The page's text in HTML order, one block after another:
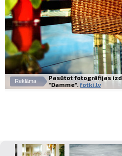
Reklāma
Pasūtot fotogrāfijas
"Damme". fotki.lv